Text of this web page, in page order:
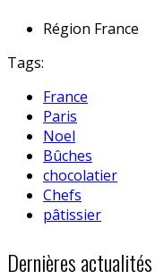
Région France
Tags:
France
Paris
Noel
Bûches
chocolatier
Chefs
pâtissier
Dernières actualités